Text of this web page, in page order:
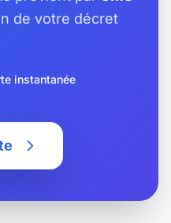
de votre décret
instantanée